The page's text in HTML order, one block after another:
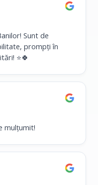
Sunt de
prompți în
⭐🍀
mulțumit!